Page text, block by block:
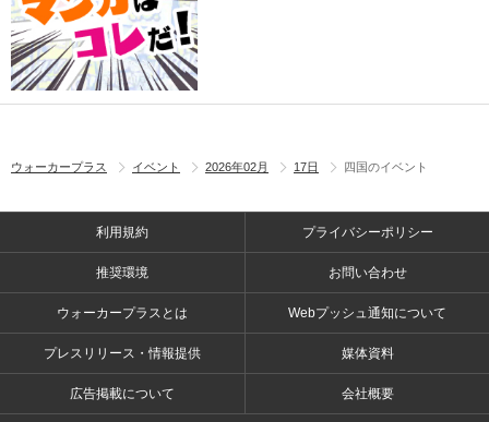
ウォーカープラス イベント 2026年02月 17日 四国のイベント
利用規約 プライバシーポリシー
推奨環境 お問い合わせ
ウォーカープラスとは Webプッシュ通知について
プレスリリース・情報提供 媒体資料
広告掲載について 会社概要